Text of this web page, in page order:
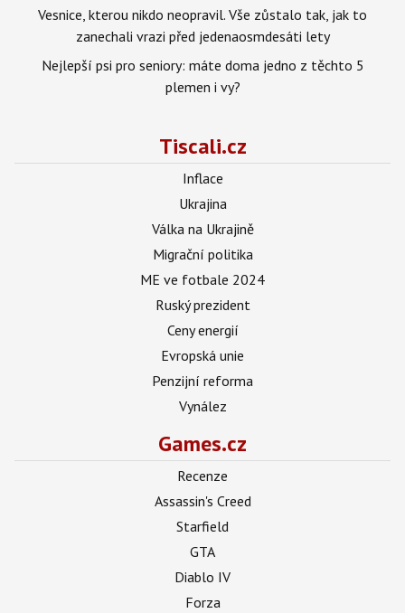
Vesnice, kterou nikdo neopravil. Vše zůstalo tak, jak to
zanechali vrazi před jedenaosmdesáti lety
Nejlepší psi pro seniory: máte doma jedno z těchto 5
plemen i vy?
Tiscali.cz
Inflace
Ukrajina
Válka na Ukrajině
Migrační politika
ME ve fotbale 2024
Ruský prezident
Ceny energií
Evropská unie
Penzijní reforma
Vynález
Games.cz
Recenze
Assassin's Creed
Starfield
GTA
Diablo IV
Forza